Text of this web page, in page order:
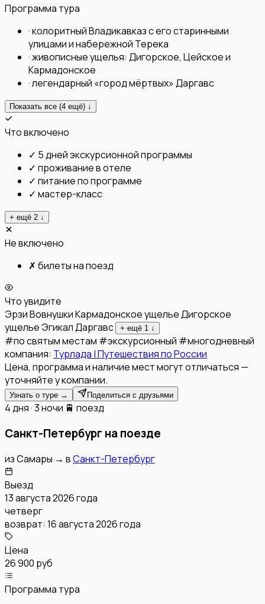
Программа тура
·колоритный Владикавказ с его старинными
улицами и набережной Терека
·живописные ущелья: Дигорское, Цейское и
Кармадонское
·легендарный «город мёртвых» Даргавс
Показать все (4 ещё) ↓
Что включено
✓ 5 дней экскурсионной программы
✓ проживание в отеле
✓ питание по программе
✓ мастер-класс
+ ещё 2 ↓
Не включено
✗ билеты на поезд
Что увидите
ЭрзиВовнушкиКармадонское ущельеДигорское
ущелье ЭгикалДаргавс + ещё 1 ↓
#по святым местам #экскурсионный #многодневный
компания: Турлада | Путешествия по России
Цена, программа и наличие мест могут отличаться —
уточняйте у компании.
Узнать о туре → Поделиться с друзьями
4 дня · 3 ночи 🚆 поезд
Санкт-Петербург на поезде
изСамары → вСанкт-Петербург
Выезд
13 августа 2026 года
четверг
возврат: 16 августа 2026 года
Цена
26 900 руб
Программа тура